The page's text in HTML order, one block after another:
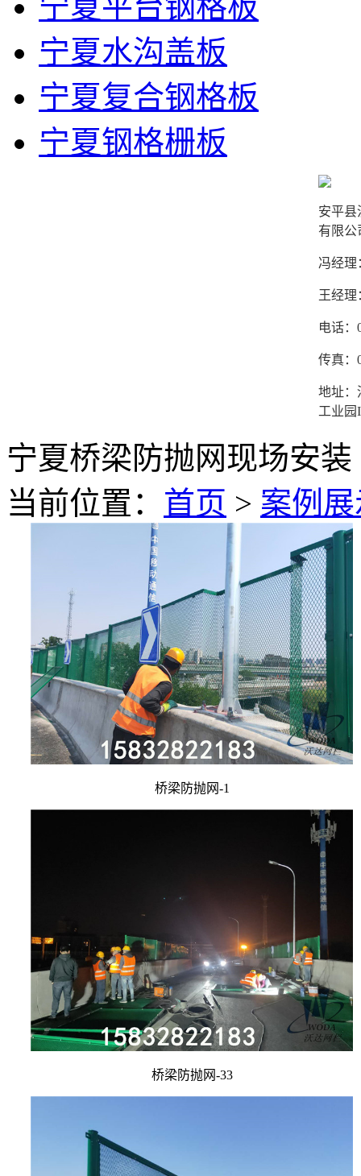
宁夏平台钢格板
宁夏水沟盖板
宁夏复合钢格板
宁夏钢格栅板
安平县
有限公
冯经理
王经理
电话：
传真：
地址：
工业园
宁夏桥梁防抛网现场安装
当前位置： 首页 > 案例
桥梁防抛网-1
桥梁防抛网-33